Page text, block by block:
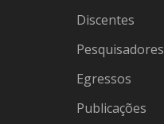
Discentes
Pesquisadores
Egressos
Publicações